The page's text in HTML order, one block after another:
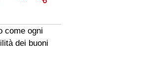
come ogni
dei buoni